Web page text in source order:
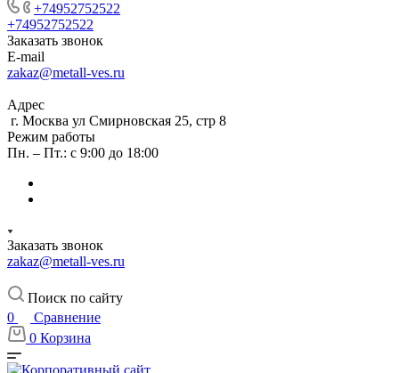
+74952752522
+74952752522
Заказать звонок
E-mail
zakaz@metall-ves.ru
Адрес
г. Москва ул Смирновская 25, стр 8
Режим работы
Пн. – Пт.: с 9:00 до 18:00
Заказать звонок
zakaz@metall-ves.ru
Поиск по сайту
0
Сравнение
0 Корзина